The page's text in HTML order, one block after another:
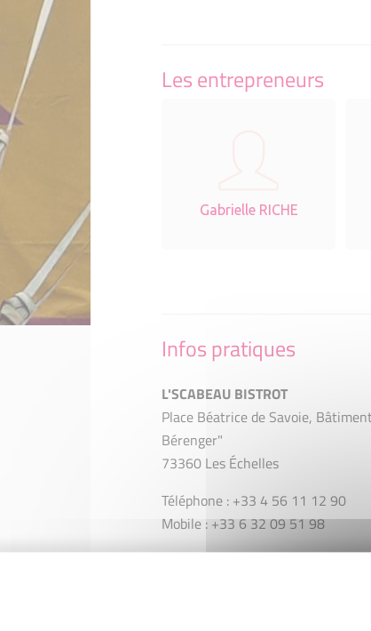
Les entrepreneurs
Gabrielle RICHE
Infos pratiques
L'SCABEAU BISTROT
Place Béatrice de Savoie,
Bérenger"
73360 Les Échelles
Téléphone : +33 4 56 11 12 90
Mobile : +33 6 32 09 51 98